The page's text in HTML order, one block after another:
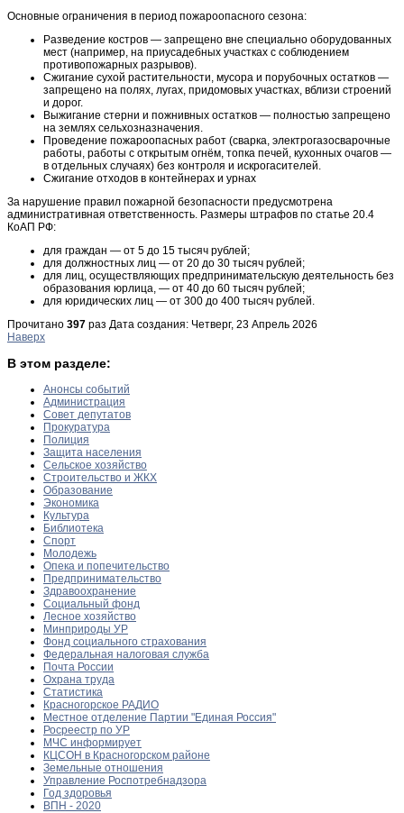
Основные ограничения в период пожароопасного сезона:
Разведение костров — запрещено вне специально оборудованных
мест (например, на приусадебных участках с соблюдением
противопожарных разрывов).
Сжигание сухой растительности, мусора и порубочных остатков —
запрещено на полях, лугах, придомовых участках, вблизи строений
и дорог.
Выжигание стерни и пожнивных остатков — полностью запрещено
на землях сельхозназначения.
Проведение пожароопасных работ (сварка, электрогазосварочные
работы, работы с открытым огнём, топка печей, кухонных очагов —
в отдельных случаях) без контроля и искрогасителей.
Сжигание отходов в контейнерах и урнах
За нарушение правил пожарной безопасности предусмотрена
административная ответственность. Размеры штрафов по статье 20.4
КоАП РФ:
для граждан — от 5 до 15 тысяч рублей;
для должностных лиц — от 20 до 30 тысяч рублей;
для лиц, осуществляющих предпринимательскую деятельность без
образования юрлица, — от 40 до 60 тысяч рублей;
для юридических лиц — от 300 до 400 тысяч рублей.
Прочитано 397 раз Дата создания: Четверг, 23 Апрель 2026
Наверх
В этом разделе:
Анонсы событий
Администрация
Совет депутатов
Прокуратура
Полиция
Защита населения
Сельское хозяйство
Строительство и ЖКХ
Образование
Экономика
Культура
Библиотека
Спорт
Молодежь
Опека и попечительство
Предпринимательство
Здравоохранение
Социальный фонд
Лесное хозяйство
Минприроды УР
Фонд социального страхования
Федеральная налоговая служба
Почта России
Охрана труда
Статистика
Красногорское РАДИО
Местное отделение Партии "Единая Россия"
Росреестр по УР
МЧС информирует
КЦСОН в Красногорском районе
Земельные отношения
Управление Роспотребнадзора
Год здоровья
ВПН - 2020